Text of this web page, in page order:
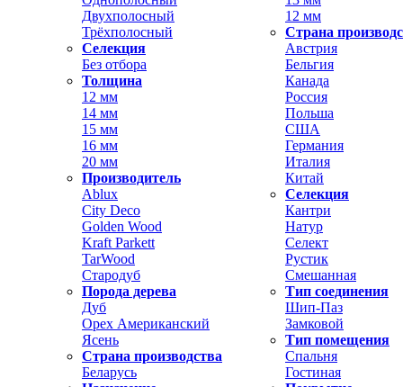
Двухполосный
Трёхполосный
Селекция
Без отбора
12 мм
Страна
Австрия
Бельгия
Толщина
12 мм
14 мм
15 мм
16 мм
20 мм
Производитель
Ablux
City Deco
Golden Wood
Kraft Parkett
TarWood
Стародуб
Порода дерева
Дуб
Орех Американский
Ясень
Страна производства
Беларусь
Канада
Россия
Польша
США
Германия
Италия
Китай
Селекция
Кантри
Натур
Селект
Рустик
Смешанная
Тип соединения
Шип-Паз
Замковой
Тип помещения
Спальня
Гостиная